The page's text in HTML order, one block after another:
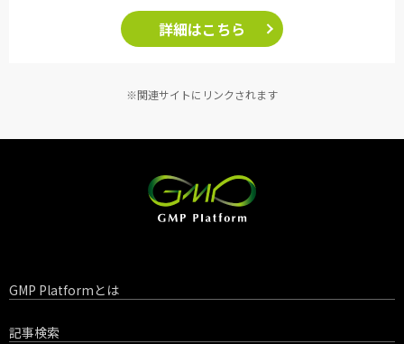
詳細はこちら
※関連サイトにリンクされます
GMP Platformとは
記事検索